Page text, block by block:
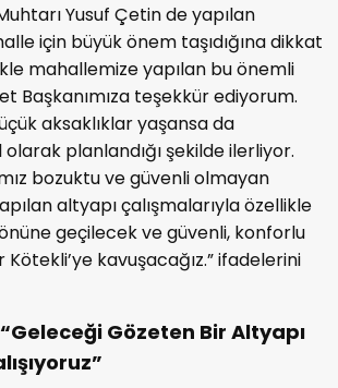
Yusuf Çetin de yapılan
için büyük önem taşıdığına dikkat
mahallemize yapılan bu önemli
Başkanımıza teşekkür ediyorum.
aksaklıklar yaşansa da
planlandığı şekilde ilerliyor.
bozuktu ve güvenli olmayan
altyapı çalışmalarıyla özellikle
önüne geçilecek ve güvenli, konforlu
kavuşacağız.” ifadelerini
Gözeten Bir Altyapı